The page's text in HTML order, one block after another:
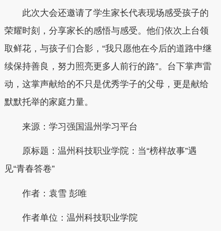
此次大会还邀请了学生家长代表现场感受孩子的
荣耀时刻，分享家长的感悟与感受。他们依次上台领
取鲜花，与孩子们合影，“我只愿他在今后的道路中继
续保持善良，努力照亮更多人前行的路”。台下掌声雷
动，这掌声献给的不只是优秀学子的父母，更是献给
默默托举的家庭力量。
来源：学习强国温州学习平台
原标题：温州科技职业学院：当“榜样故事”遇
见“青春答卷”
作者： 袁雪 彭唯
作者单位： 温州科技职业学院